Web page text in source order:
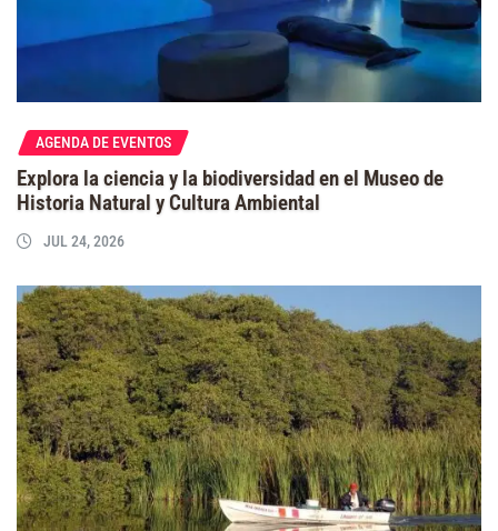
AGENDA DE EVENTOS
Explora la ciencia y la biodiversidad en el Museo de
Historia Natural y Cultura Ambiental
JUL 24, 2026